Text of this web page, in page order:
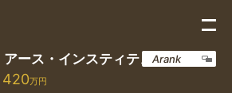
アース・インスティテュート
420万円
Arank